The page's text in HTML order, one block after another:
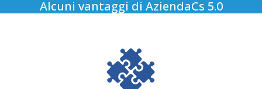
Alcuni vantaggi di AziendaCs 5.0